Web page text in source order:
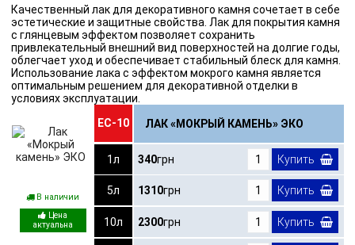
Качественный лак для декоративного камня сочетает в себе
эстетические и защитные свойства. Лак для покрытия камня
с глянцевым эффектом позволяет сохранить
привлекательный внешний вид поверхностей на долгие годы,
облегчает уход и обеспечивает стабильный блеск для камня.
Использование лака с эффектом мокрого камня является
оптимальным решением для декоративной отделки в
условиях эксплуатации.
В наличии
ЕС-10 ЛАК «МОКРЫЙ КАМЕНЬ» ЭКО
1л 340грн Купить
5л 1310грн Купить
10л 2300грн Купить